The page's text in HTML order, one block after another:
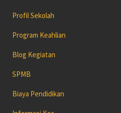
Profil Sekolah
Program Keahlian
Blog Kegiatan
SPMB
Biaya Pendidikan